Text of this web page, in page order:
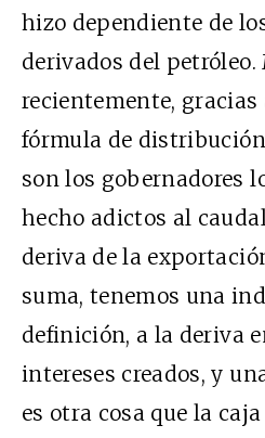
hizo dependiente de
derivados del petróleo.
recientemente,
fórmula de distribución
son los gobernadores
hecho adictos al
deriva de la
suma, tenemos una
definición, a la deriva
intereses creados, y
es otra cosa que la